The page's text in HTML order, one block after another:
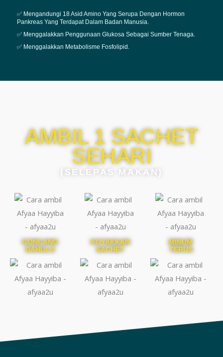
✅ Mengandungi 18 Asid Amino Yang Serupa Dengan Hormon
Pankreas Yang Terdapat Dalam Badan Manusia.
✅ Menggalakkan Penggunaan Glukosa Sebagai Sumber Tenaga.
✅ Menggalakkan Metabolisme Fosfolipid.
AMBIL 1 SACHET
SEHARI
(SELEPAS MAKAN)
GONCANG
DAHULU
KOYAKKAN
SACHET
MINUM
TERUS